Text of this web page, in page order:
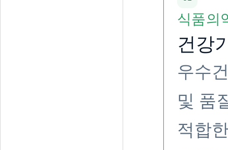
식품의
건강
우수
및 품
적합